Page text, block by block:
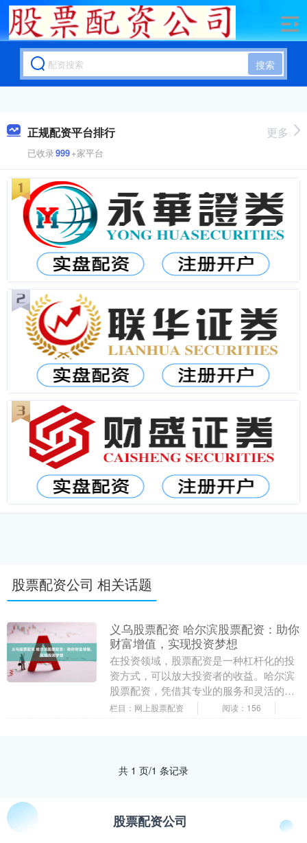
搜索
正规配资平台排行
已收录999+家平台
更多
股票配资公司 相关话题
义乌股票配资 哈尔滨股票配资：助你
财富增值，实现投资梦想
在投资领域，股票配资是一种杠杆化的投
资方式，可以放大投资者的收益。哈尔滨
股票配资，凭借其专业的服务和灵活的方
案，为投资者提供了一条财富增值的捷
栏目：网上股票配资 阅读：156
共 1 页/1 条记录
股票配资公司